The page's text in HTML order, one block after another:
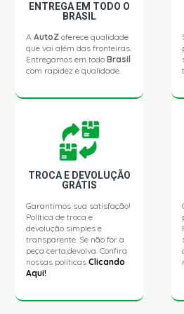
VERSAILLES GHIA I SEDAN 2.0 8V
VERSAILLES GL SEDAN 2.0 8V
VERSAILLES GL I SEDAN 2.0 8V
GOL G1 GTI HATCH 2.0 8V AP
QUANTUM CD SW 1.8 8V AP (1990
QUANTUM CG SW 1.8 8V AP
QUANTUM CL SW 1.8 8V AP
ENTREGA EM TODO O
BRASIL
AAutoZ oferece qualidade
que vai além das fronteiras.
Entregamos em todoBrasil
com rapidez e qualidade.
TROCA E DEVOLUÇÃO
GRÁTIS
Garantimos sua satisfação!
Política de troca e
devolução simples e
transparente. Se não for a
peça certa,devolva. Confira
nossas políticasClicando
Aqui!